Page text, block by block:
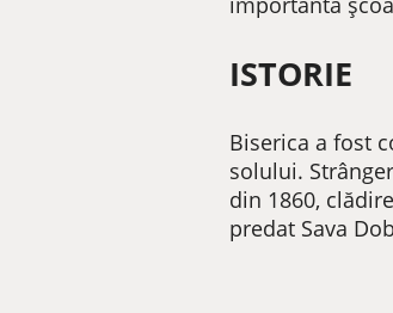
ISTORIE
Biserica a fost
solului.
din 1860,
predat Sava